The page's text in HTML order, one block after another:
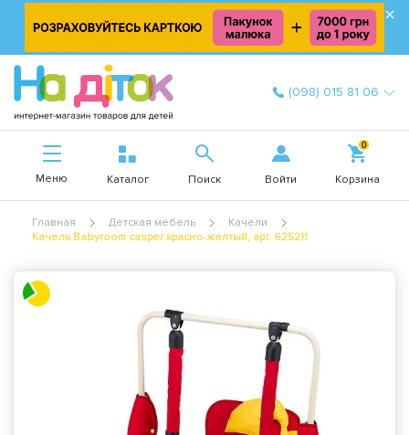
×
(098) 015 81 06
Меню Каталог Поиск Войти
0
Корзина
Главная Детская мебель
Качели
Качель Babyroom casper красно-желтый, арт. 625211